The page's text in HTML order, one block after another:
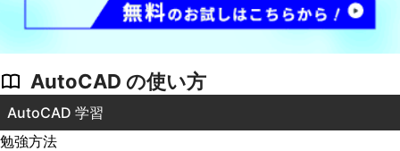
AutoCAD の使い方
AutoCAD 学習
勉強方法